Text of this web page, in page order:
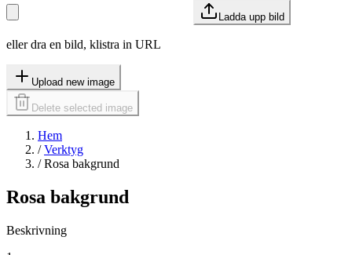
Ladda upp bild
eller dra en bild, klistra in URL
Upload new image
Delete selected image
Hem
/ Verktyg
/ Rosa bakgrund
Rosa bakgrund
Beskrivning